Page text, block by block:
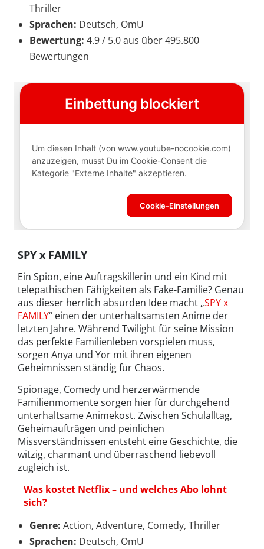
Thriller
Sprachen: Deutsch, OmU
Bewertung: 4.9 / 5.0 aus über 495.800
Bewertungen
SPY x FAMILY
Ein Spion, eine Auftragskillerin und ein Kind mit
telepathischen Fähigkeiten als Fake-Familie? Genau
aus dieser herrlich absurden Idee macht „SPY x
FAMILY“ einen der unterhaltsamsten Anime der
letzten Jahre. Während Twilight für seine Mission
das perfekte Familienleben vorspielen muss,
sorgen Anya und Yor mit ihren eigenen
Geheimnissen ständig für Chaos.
Spionage, Comedy und herzerwärmende
Familienmomente sorgen hier für durchgehend
unterhaltsame Animekost. Zwischen Schulalltag,
Geheimaufträgen und peinlichen
Missverständnissen entsteht eine Geschichte, die
witzig, charmant und überraschend liebevoll
zugleich ist.
Was kostet Netflix – und welches Abo lohnt
sich?
Genre: Action, Adventure, Comedy, Thriller
Sprachen: Deutsch, OmU